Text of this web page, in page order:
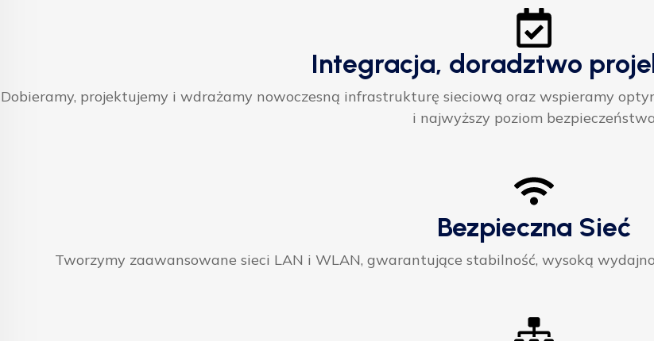
Integracja, doradztwo
Dobieramy, projektujemy i wdrażamy nowoczesną infrastrukturę sieciową oraz wspieramy
i najwyższy poziom
Bezpieczna Sieć
Tworzymy zaawansowane sieci LAN i WLAN, gwarantujące stabilność, wysoką